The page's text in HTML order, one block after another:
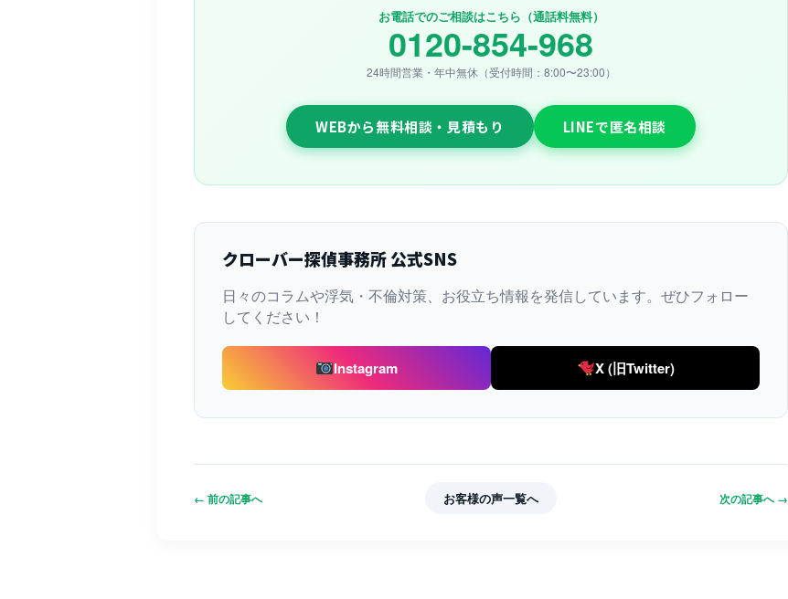
お電話でのご相談はこちら（通話料無料）
0120-854-968
24時間営業・年中無休（受付時間：8:00〜23:00）
WEBから無料相談・見積もり LINEで匿名相談
クローバー探偵事務所 公式SNS
日々のコラムや浮気・不倫対策、お役立ち情報を発信しています。ぜひフォロー
してください！
Instagram X (旧Twitter)
← 前の記事へ お客様の声一覧へ 次の記事へ →